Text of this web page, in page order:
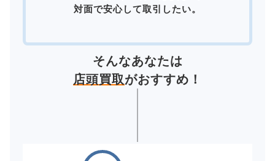
対面で安心して取引したい。
そんなあなたは
店頭買取がおすすめ！